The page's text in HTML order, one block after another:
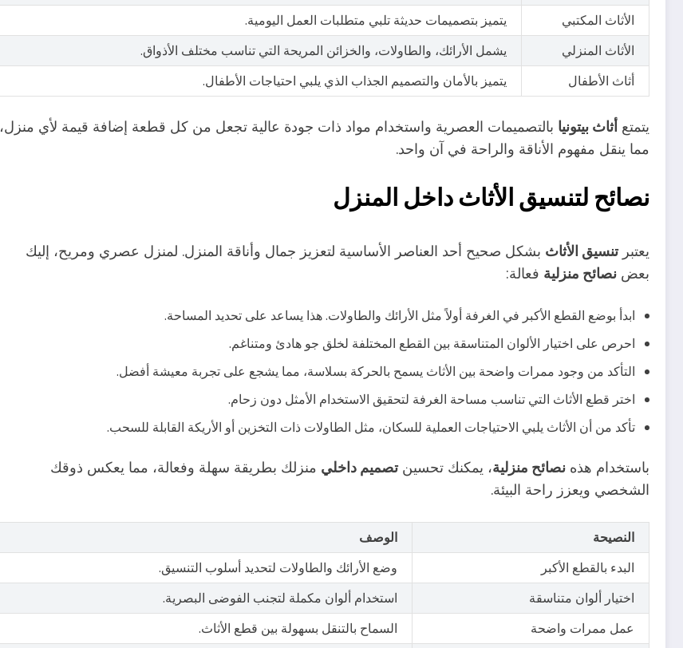
الأثاث المكتبي
يتميز بتصميمات حديثة تلبي متطلبات العمل اليومية.
الأثاث المنزلي
يشمل الأرائك، والطاولات، والخزائن المريحة التي تناسب مختلف الأذواق.
أثاث الأطفال
يتميز بالأمان والتصميم الجذاب الذي يلبي احتياجات الأطفال.
يتمتع أثاث بيتونيا بالتصميمات العصرية واستخدام مواد ذات جودة عالية تجعل من كل قطعة إضافة قيمة لأي منزل،
مما ينقل مفهوم الأناقة والراحة في آن واحد.
نصائح لتنسيق الأثاث داخل المنزل
يعتبرتنسيق الأثاث بشكل صحيح أحد العناصر الأساسية لتعزيز جمال وأناقة المنزل. لمنزل عصري ومريح، إليك
بعض نصائح منزلية فعالة:
ابدأ بوضع القطع الأكبر في الغرفة أولاً مثل الأرائك والطاولات. هذا يساعد على تحديد المساحة.
احرص على اختيار الألوان المتناسقة بين القطع المختلفة لخلق جو هادئ ومتناغم.
التأكد من وجود ممرات واضحة بين الأثاث يسمح بالحركة بسلاسة، مما يشجع على تجربة معيشة أفضل.
اختر قطع الأثاث التي تناسب مساحة الغرفة لتحقيق الاستخدام الأمثل دون زحام.
تأكد من أن الأثاث يلبي الاحتياجات العملية للسكان، مثل الطاولات ذات التخزين أو الأريكة القابلة للسحب.
باستخدام هذه نصائح منزلية، يمكنك تحسينتصميم داخلي منزلك بطريقة سهلة وفعالة، مما يعكس ذوقك
الشخصي ويعزز راحة البيئة.
النصيحة
الوصف
البدء بالقطع الأكبر
وضع الأرائك والطاولات لتحديد أسلوب التنسيق.
اختيار ألوان متناسقة
استخدام ألوان مكملة لتجنب الفوضى البصرية.
عمل ممرات واضحة
السماح بالتنقل بسهولة بين قطع الأثاث.